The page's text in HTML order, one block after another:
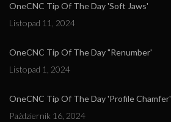
OneCNC Tip Of The Day 'Soft Jaws'
Listopad 11, 2024
OneCNC Tip Of The Day "Renumber'
Listopad 1, 2024
OneCNC Tip Of The Day 'Profile Chamfer'
Październik 16, 2024